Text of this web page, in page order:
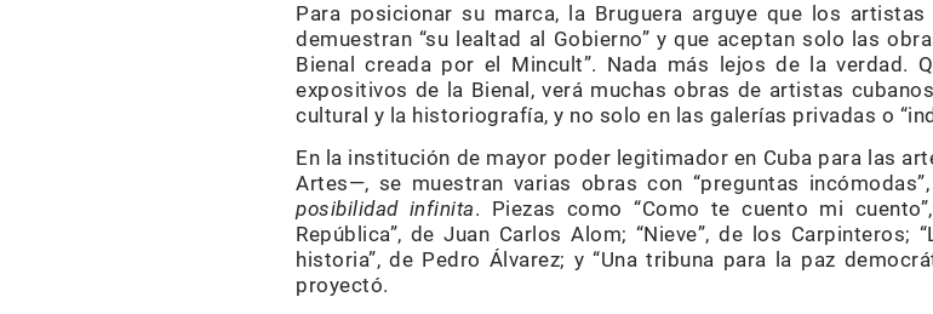
Para posicionar su marca, la Bruguera arguye que los
demuestran “su lealtad al Gobierno” y que aceptan solo las
Bienal creada por el Mincult”. Nada más lejos de la verdad.
expositivos de la Bienal, verá muchas obras de artistas
cultural y la historiografía, y no solo en las galerías privadas o
En la institución de mayor poder legitimador en Cuba para las
Artes—, se muestran varias obras con “preguntas
posibilidad infinita. Piezas como “Como te cuento mi
República”, de Juan Carlos Alom; “Nieve”, de los
historia”, de Pedro Álvarez; y “Una tribuna para la paz
proyectó.